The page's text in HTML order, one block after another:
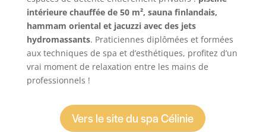
intérieure chauffée de 50 m², sauna finlandais,
hammam oriental et jacuzzi avec des jets
hydromassants. Praticiennes diplômées et formées
aux techniques de spa et d’esthétiques, profitez d’un
vrai moment de relaxation entre les mains de
professionnels !
Vers le site du spa Célinie